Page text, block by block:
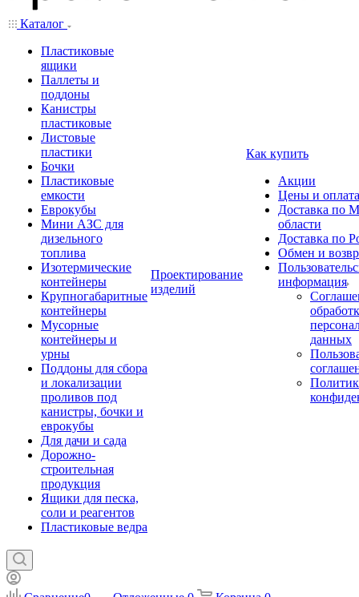
Каталог
Пластиковые
ящики
Паллеты и
поддоны
Канистры
пластиковые
Листовые
пластики
Бочки
Пластиковые
емкости
Еврокубы
Мини АЗС для
дизельного
топлива
Изотермические
контейнеры
Крупногабаритные
контейнеры
Мусорные
контейнеры и
урны
Поддоны для сбора
и локализации
проливов под
канистры, бочки и
еврокубы
Для дачи и сада
Дорожно-
строительная
продукция
Ящики для песка,
соли и реагентов
Пластиковые ведра
Проектирование
изделий
Как купить
Акции
Цены и оплата
Доставка по
области
Доставка по
Обмен и
информация
данных